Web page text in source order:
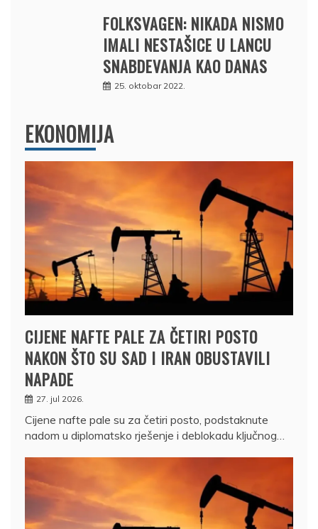
FOLKSVAGEN: NIKADA NISMO
IMALI NESTAŠICE U LANCU
SNABDEVANJA KAO DANAS
25. oktobar 2022.
EKONOMIJA
CIJENE NAFTE PALE ZA ČETIRI POSTO
NAKON ŠTO SU SAD I IRAN OBUSTAVILI
NAPADE
27. jul 2026.
Cijene nafte pale su za četiri posto, podstaknute
nadom u diplomatsko rješenje i deblokadu ključnog…